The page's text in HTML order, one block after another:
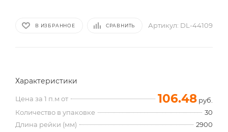
В ИЗБРАННОЕ СРАВНИТЬ Артикул: DL-44109
Характеристики
Цена за 1 п.м от 106.48 руб.
Количество в упаковке
30
Длина рейки (мм)
2900